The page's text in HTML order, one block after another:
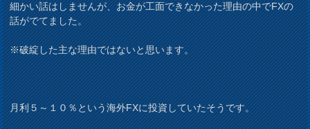
細かい話はしませんが、お金が工面できなかった理由の中でFXの
話がでてました。
※破綻した主な理由ではないと思います。
月利５～１０％という海外FXに投資していたそうです。